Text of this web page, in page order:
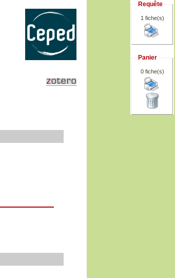
Requête
1 fiche(s)
Panier
0fiche(s)